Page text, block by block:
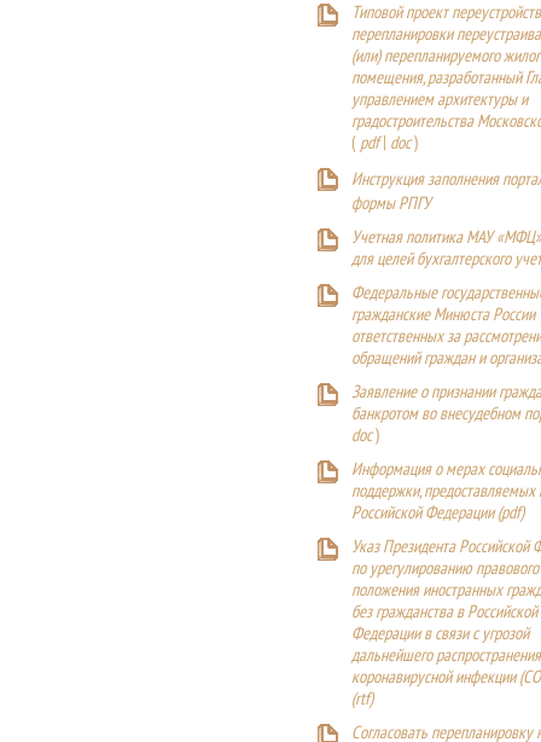
Типовой проект
перепланировки
(или) перепланируемого
помещения, разработанный
управлением архитектуры и
градостроительства
(pdf| doc)
Инструкция заполнения
формы РПГУ
Учетная политика МАУ
для целей бухгалтерского
Федеральные
гражданские Минюста России
ответственных за
обращений граждан и
Заявление о признании
банкротом во внесудебном
doc)
Информация о мерах
поддержки,
Российской Федерации (pdf)
Указ Президента Российской
по урегулированию правового
положения иностранных
без гражданства в Российской
Федерации в связи с угрозой
дальнейшего
коронавирусной инфекции
(rtf)
Согласовать перепланировку